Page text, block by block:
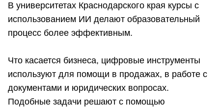
В университетах Краснодарского края курсы с
использованием ИИ делают образовательный
процесс более эффективным.
Что касается бизнеса, цифровые инструменты
используют для помощи в продажах, в работе с
документами и юридических вопросах.
Подобные задачи решают с помощью